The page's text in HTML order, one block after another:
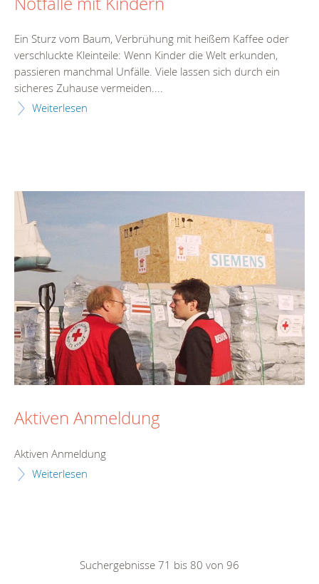
Ein Sturz vom Baum, Verbrühung mit heißem Kaffee oder
verschluckte Kleinteile: Wenn Kinder die Welt erkunden,
passieren manchmal Unfälle. Viele lassen sich durch ein
sicheres Zuhause vermeiden....
Weiterlesen
Aktiven Anmeldung
Aktiven Anmeldung
Weiterlesen
Suchergebnisse 71 bis 80 von 96